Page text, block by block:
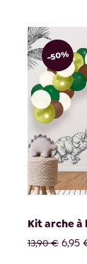
-50%
Kit arche à
13,90 € 6,95